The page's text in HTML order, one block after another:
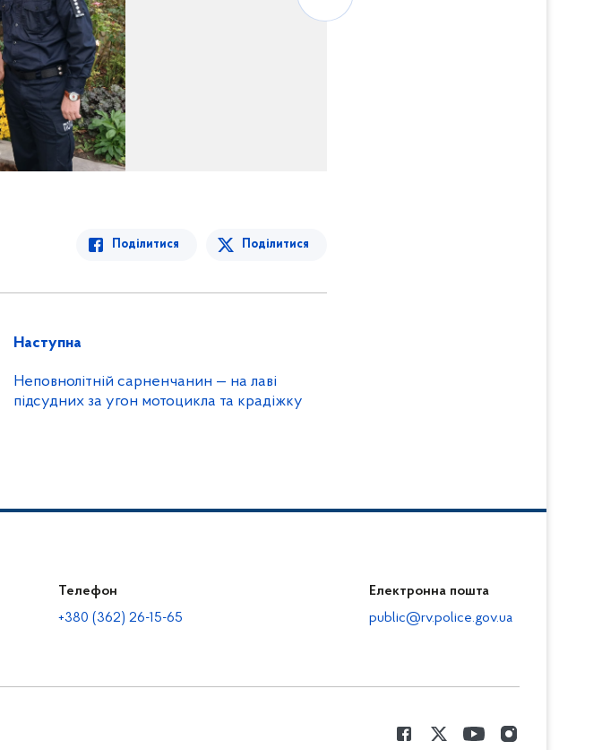
Поділитися Поділитися
Наступна
Неповнолітній сарненчанин — на лаві
підсудних за угон мотоцикла та крадіжку
Телефон
+380 (362) 26-15-65
Електронна пошта
public@rv.police.gov.ua